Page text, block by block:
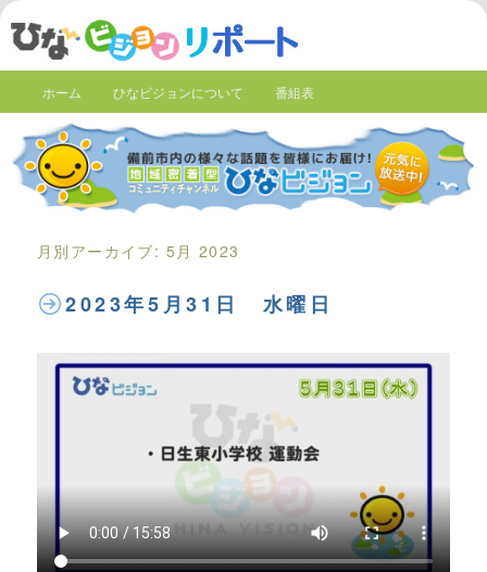
ホーム ひなビジョンについて 番組表
月別アーカイブ: 5月 2023
2023年5月31日 水曜日